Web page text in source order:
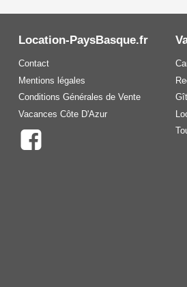
Location-PaysBasque.fr
Contact
Mentions légales
Conditions Générales de Vente
Vacances Côte D'Azur